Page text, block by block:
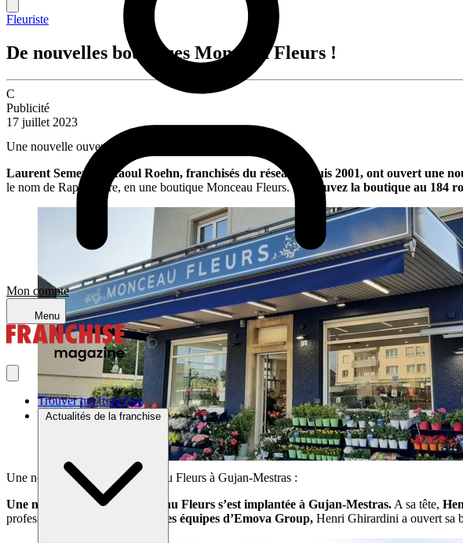
Mon compte
Menu
Trouver ma franchise
Actualités de la franchise
Fleuriste
De nouvelles boutiques Monceau Fleurs !
C
Publicité
17 juillet 2023
Une nouvelle ouverture Monceau Fleurs à Strasbourg :
Laurent Semeril et Raoul Roehn, franchisés du réseau depuis 2001, ont ouvert une
le nom de Rapid’Flore, en une boutique Monceau Fleurs.Retrouvez la boutique au 184
Une nouvelle ouverture Monceau Fleurs à Gujan-Mestras :
Une nouvelle boutique Monceau Fleurs s’est implantée à Gujan-Mestras. A sa tête,
professionnelle.
Accompagné des équipes d’Emova Group, Henri Ghirardini a ouvert sa